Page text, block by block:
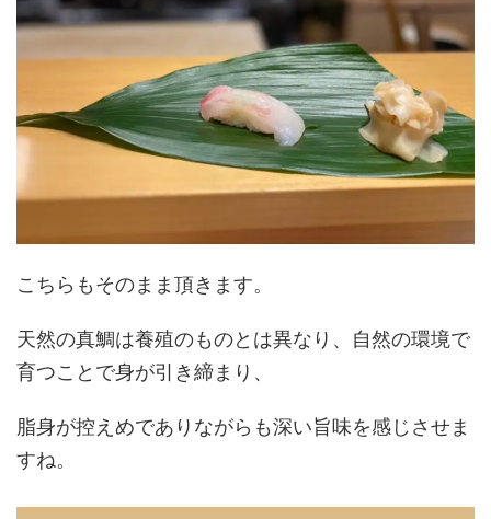
こちらもそのまま頂きます。
天然の真鯛は養殖のものとは異なり、自然の環境で
育つことで身が引き締まり、
脂身が控えめでありながらも深い旨味を感じさせま
すね。